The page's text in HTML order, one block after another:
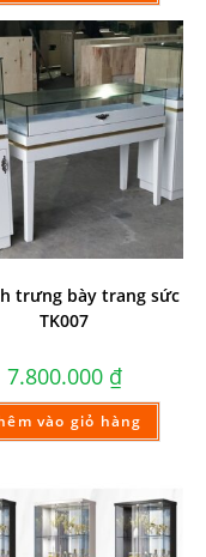
trưng bày trang sức
TK007
7.800.000 ₫
vào giỏ hàng